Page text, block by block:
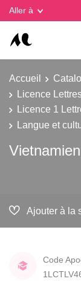
Aller à
Accueil
Licence
Licence 1
Langue et
Ajouter à la
Code
Gestion des cookies